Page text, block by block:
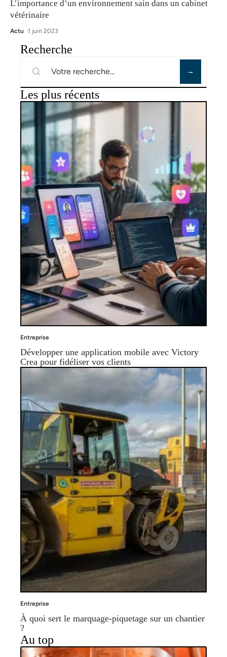
L’importance d’un environnement sain dans un cabinet
vétérinaire
Actu 1 juin 2023
Recherche
Les plus récents
Entreprise
Développer une application mobile avec Victory
Crea pour fidéliser vos clients
Entreprise
À quoi sert le marquage-piquetage sur un chantier
?
Au top